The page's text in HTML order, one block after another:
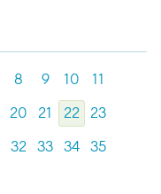
8 9 10 11
20 21 22 23
32 33 34 35